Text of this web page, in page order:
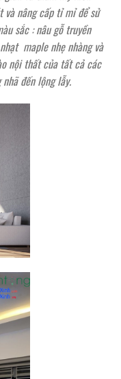
và nâng cấp tỉ mỉ để sử
sắc : nâu gỗ truyền
maple nhẹ nhàng và
nội thất của tất cả các
đến lộng lẫy.